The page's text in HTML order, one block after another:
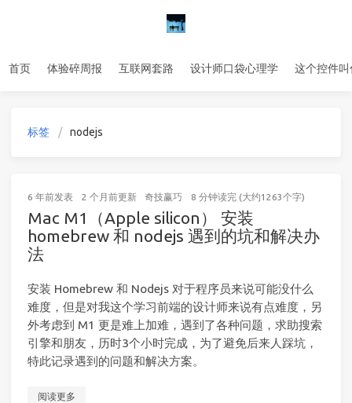
首页 体验碎周报 互联网套路 设计师口袋心理学 这个控件叫
标签 nodejs
6 年前发表 2 个月前更新 奇技赢巧 8 分钟读完 (大约1263个字)
Mac M1（Apple silicon） 安装
homebrew 和 nodejs 遇到的坑和解决办
法
安装 Homebrew 和 Nodejs 对于程序员来说可能没什么
难度，但是对我这个学习前端的设计师来说有点难度，另
外考虑到 M1 更是难上加难，遇到了各种问题，求助搜索
引擎和朋友，历时3个小时完成，为了避免后来人踩坑，
特此记录遇到的问题和解决方案。
阅读更多